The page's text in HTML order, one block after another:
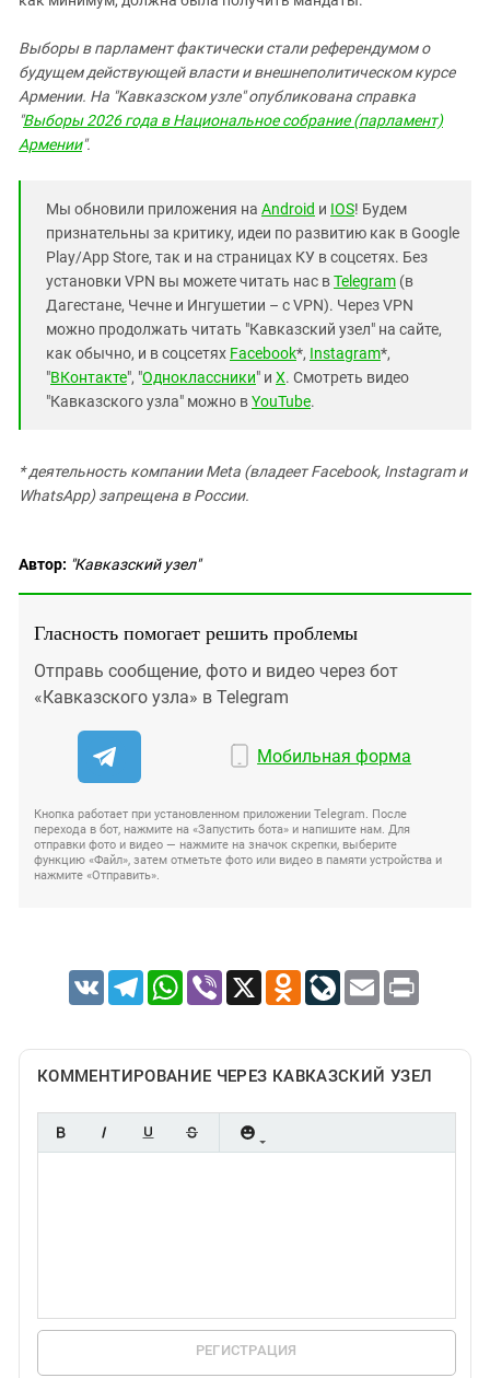
Выборы в парламент фактически стали референдумом о
будущем действующей власти и внешнеполитическом курсе
Армении. На "Кавказском узле" опубликована справка
"Выборы 2026 года в Национальное собрание (парламент)
Армении".
Мы обновили приложения на Android и IOS! Будем
признательны за критику, идеи по развитию как в Google
Play/App Store, так и на страницах КУ в соцсетях. Без
установки VPN вы можете читать нас вTelegram (в
Дагестане, Чечне и Ингушетии – с VPN). Через VPN
можно продолжать читать "Кавказский узел" на сайте,
как обычно, и в соцсетях Facebook*, Instagram*,
"ВКонтакте", "Одноклассники" и X. Смотреть видео
"Кавказского узла" можно вYouTube.
* деятельность компании Meta (владеет Facebook, Instagram и
WhatsApp) запрещена в России.
Автор: "Кавказский узел"
Гласность помогает решить проблемы
Отправь сообщение, фото и видео через бот
«Кавказского узла» в Telegram
Мобильная форма
Кнопка работает при установленном приложении Telegram. После
перехода в бот, нажмите на «Запустить бота» и напишите нам. Для
отправки фото и видео — нажмите на значок скрепки, выберите
функцию «Файл», затем отметьте фото или видео в памяти устройства и
нажмите «Отправить».
VK TelegramWhatsApp
Viber X Odnoklassniki
LiveJournal
Email Print
КОММЕНТИРОВАНИЕ ЧЕРЕЗ КАВКАЗСКИЙ УЗЕЛ
РЕГИСТРАЦИЯ